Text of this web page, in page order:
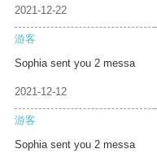
2021-12-22
游客
Sophia sent you 2 messa
2021-12-12
游客
Sophia sent you 2 messa